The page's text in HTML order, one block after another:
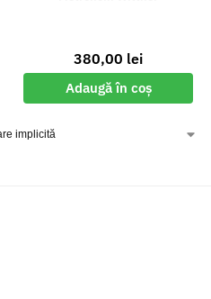
380,00 lei
Adaugă în coș